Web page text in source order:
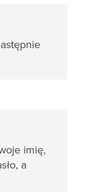
imię,
a